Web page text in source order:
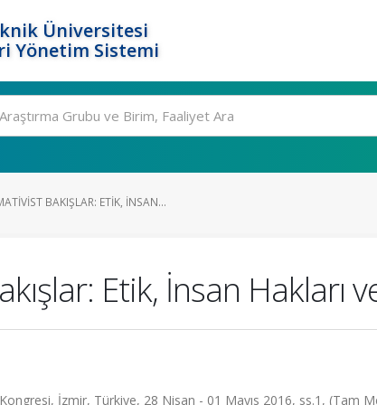
Üniversitesi
Yönetim Sistemi
BAKIŞLAR: ETIK, İNSAN...
Etik, İnsan Hakları
İzmir, Türkiye, 28 Nisan - 01 Mayıs 2016, ss.1, (Tam